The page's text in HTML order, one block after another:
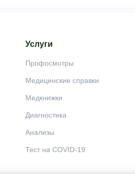
Услуги
Профосмотры
Медицинские справки
Медкнижки
Диагностика
Анализы
Тест на COVID-19